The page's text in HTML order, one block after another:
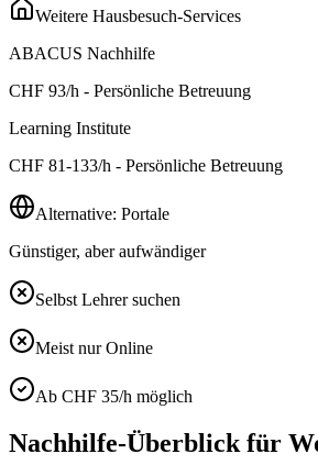
Weitere Hausbesuch-Services
ABACUS Nachhilfe
CHF 93/h - Persönliche Betreuung
Learning Institute
CHF 81-133/h - Persönliche Betreuung
Alternative: Portale
Günstiger, aber aufwändiger
Selbst Lehrer suchen
Meist nur Online
Ab CHF 35/h möglich
Nachhilfe-Überblick für